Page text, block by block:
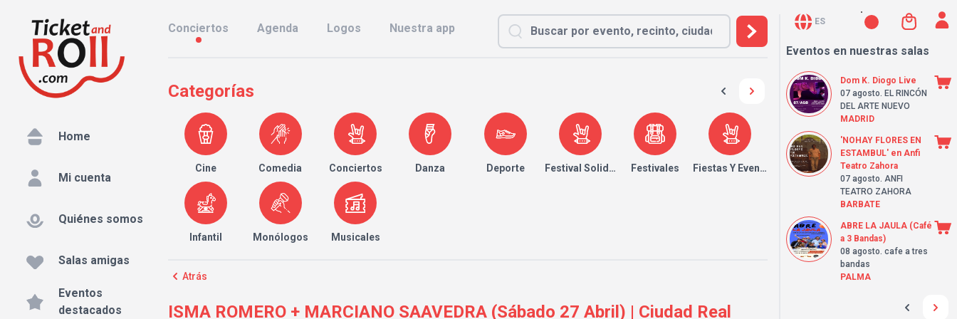
Home
Mi cuenta
Quiénes somos
Salas amigas
Eventos
destacados
Conciertos Agenda Logos Nuestra app
Categorías
Cine Comedia Conciertos Danza Deporte Festival Solidario Festivales Fiestas Y Eventos
Infantil Monólogos Musicales
Atrás
ISMA ROMERO + MARCIANO SAAVEDRA (Sábado 27 Abril) | Ciudad Real
ES
Eventos en nuestras salas
Dom K. Diogo Live
07 agosto. EL RINCÓN
DEL ARTE NUEVO
MADRID
'NOHAY FLORES EN
ESTAMBUL' en Anfi
Teatro Zahora
07 agosto. ANFI
TEATRO ZAHORA
BARBATE
ABRE LA JAULA (Café
a 3 Bandas)
08 agosto. cafe a tres
bandas
PALMA